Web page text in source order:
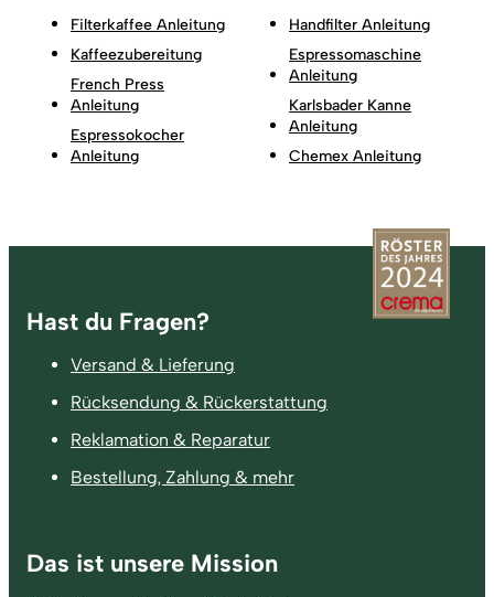
Filterkaffee Anleitung
Kaffeezubereitung
French Press
Anleitung
Espressokocher
Anleitung
Handfilter Anleitung
Espressomaschine
Anleitung
Karlsbader Kanne
Anleitung
Chemex Anleitung
Fußzeile
Hast du Fragen?
Versand & Lieferung
Rücksendung & Rückerstattung
Reklamation & Reparatur
Bestellung, Zahlung & mehr
Das ist unsere Mission